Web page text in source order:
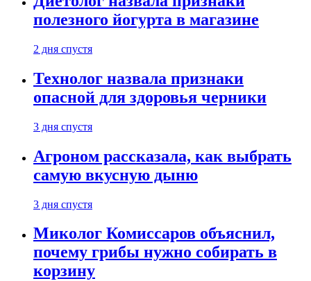
полезного йогурта в магазине
2 дня спустя
Технолог назвала признаки
опасной для здоровья черники
3 дня спустя
Агроном рассказала, как выбрать
самую вкусную дыню
3 дня спустя
Миколог Комиссаров объяснил,
почему грибы нужно собирать в
корзину